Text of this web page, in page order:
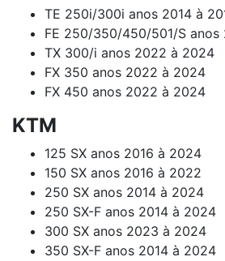
TE 250i/300i anos 2014 à
FE 250/350/450/501/S anos
TX 300/i anos 2022 à 2024
FX 350 anos 2022 à 2024
FX 450 anos 2022 à 2024
KTM
125 SX anos 2016 à 2024
150 SX anos 2016 à 2022
250 SX anos 2014 à 2024
250 SX-F anos 2014 à 2024
300 SX anos 2023 à 2024
350 SX-F anos 2014 à 2024